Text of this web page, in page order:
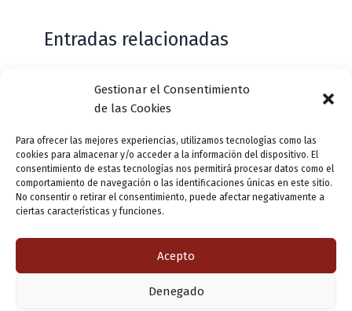
Gestionar el Consentimiento
de las Cookies
Para ofrecer las mejores experiencias, utilizamos tecnologías como las
cookies para almacenar y/o acceder a la información del dispositivo. El
consentimiento de estas tecnologías nos permitirá procesar datos como el
comportamiento de navegación o las identificaciones únicas en este sitio.
No consentir o retirar el consentimiento, puede afectar negativamente a
ciertas características y funciones.
Acepto
Denegado
Entradas relacionadas
Casa de Zorrilla conmemorarán el 168
aniversario del estreno de Don Juan
Tenorio
Deja un comentario / Actualidad / Por VLLensutinta
Actualidad / Por